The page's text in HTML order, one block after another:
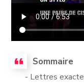
Sommaire
- Lettres